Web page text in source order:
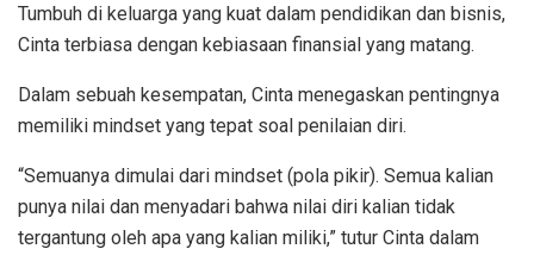
Tumbuh di keluarga yang kuat dalam pendidikan dan bisnis,
Cinta terbiasa dengan kebiasaan finansial yang matang.
Dalam sebuah kesempatan, Cinta menegaskan pentingnya
memiliki mindset yang tepat soal penilaian diri.
“Semuanya dimulai dari mindset (pola pikir). Semua kalian
punya nilai dan menyadari bahwa nilai diri kalian tidak
tergantung oleh apa yang kalian miliki,” tutur Cinta dalam